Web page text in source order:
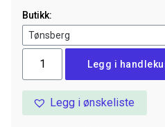
Butikk:
Wild
Boar
Legg i
Legg i ønskeliste